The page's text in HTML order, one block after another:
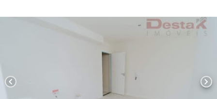
chevron_left chevron_right